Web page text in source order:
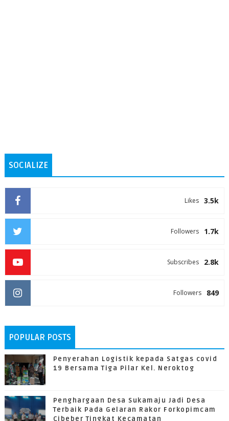
SOCIALIZE
3.5k
Likes
1.7k
Followers
2.8k
Subscribes
849
Followers
POPULAR POSTS
Penyerahan Logistik kepada Satgas covid
19 Bersama Tiga Pilar Kel. Neroktog
Penghargaan Desa Sukamaju Jadi Desa
Terbaik Pada Gelaran Rakor Forkopimcam
Cibeber Tingkat Kecamatan